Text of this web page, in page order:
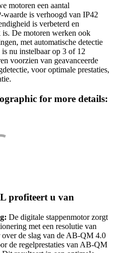
motoren een aantal
is verhoogd van IP42
is verbeterd en
De motoren werken ook
met automatische detectie
nu instelbaar op 3 of 12
voorzien van geavanceerde
voor optimale prestaties,
for more details:
profiteert u van
De digitale stappenmotor zorgt
met een resolutie van
over de slag van de AB-QM 4.0
de regelprestaties van AB-QM